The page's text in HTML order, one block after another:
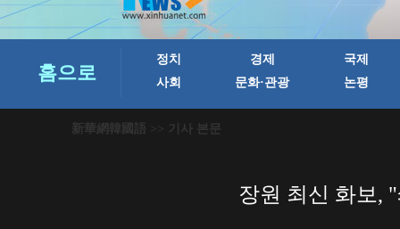
新華網韓國語 >> 기사 본문
장원 최신 화보,